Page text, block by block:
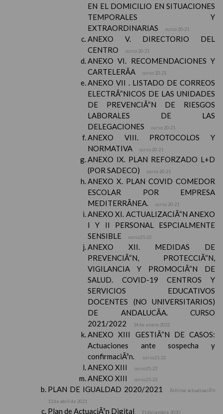
EN EL DOMICILIO EN SITUACIONES
TEMPORALES Y
EXTRAORDINARIAS
curso 20-21
ANEXO V. DIRECTORIO DEL
CENTRO
curso 20-21
ANEXO VI. RECOMENDACIONES Y
CARTELERÃA
curso 20-21
ANEXO VII . LISTADO DE CORREOS
ELECTRÃ“NICOS DE LAS UNIDADES
DE PREVENCIÃ“N DE RIESGOS
LABORALES DE LAS
DELEGACIONES
curso 20-21
ANEXO VIII. PROTOCOLOS Y
NORMATIVA
curso 20-21
ANEXO IX. PLAN REFORZADO L+D
(POR SADECO)
curso 20-21
ANEXO X. PLAN COVID COMEDOR
ESCOLAR POR EMPRESA
MEDITERRÃNEA.
curso 20-21
ANEXO XI. ACTUALIZACIÃ“N ANEXO
I Y II PERSONAL ESPCIALMENTE
SENSIBLE
curso21-22
ANEXO XII. MEDIDAS DE
PREVENCIÃ“N, PROTECCIÃ“N,
VIGILANCIA Y PROMOCIÃ“N DE
SALUD. COVID-19 CENTROS Y
SERVICIOS EDUCATIVOS
DOCENTES (NO UNIVERSITARIOS)
DE ANDALUCÃA. CURSO
2021/2022
14 de enero 2022
ANEXO XIII GESTIÃ“N DE CASOS:
Actuaciones ante sospecha y
confirmaciÃ³n.
curso21-22
ANEXO XIII curso21-22
ANEXO XIII curso21-22
PLAN DE IGUALDAD 2020/2021
Ãšltima actualizaciÃ³n
13 de abril de 2021
Plan de ActuaciÃ³n Digital 21 diciembre 2020